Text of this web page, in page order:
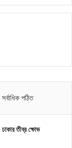
সর্বাধিক পঠিত
তীব্র ক্ষোভ